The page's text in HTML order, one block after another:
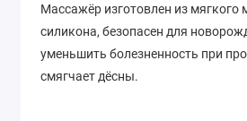
Массажёр изготовлен из мягкого
силикона, безопасен для
уменьшить болезненность при
смягчает дёсны.